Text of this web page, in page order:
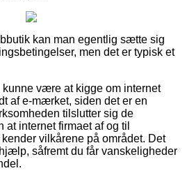
kan man egentlig sætte sig
men det er typisk et
være at kigge om internet
af e-mærket, siden det er en
tilslutter sig de
internet firmaet af og til
vilkårene på området. Det
såfremt du får vanskeligheder